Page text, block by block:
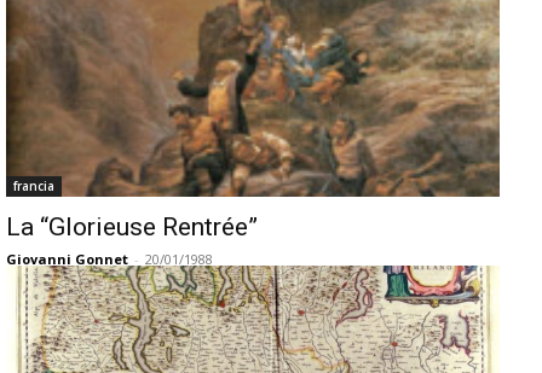
francia
La “Glorieuse Rentrée”
Giovanni Gonnet - 20/01/1988